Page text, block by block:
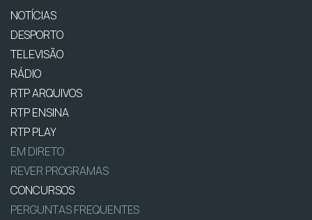
NOTÍCIAS
DESPORTO
TELEVISÃO
RÁDIO
RTP ARQUIVOS
RTP ENSINA
RTP PLAY
EM DIRETO
REVER PROGRAMAS
CONCURSOS
PERGUNTAS FREQUENTES